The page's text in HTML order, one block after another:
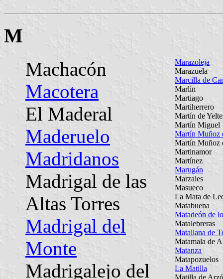
M
Machacón
Macotera
El Maderal
Maderuelo
Madridanos
Madrigal de las
Altas Torres
Madrigal del
Monte
Madrigalejo del
Marazoleja
Marazuela
Marcilla de
Marlín
Martiago
Martiherrero
Martín de
Martín Miguel
Martín Muñoz
Martín Muñoz
Martinamor
Martínez
Marugán
Marzales
Masueco
La Mata de
Matabuena
Matadeón de
Matalebreras
Matallana de
Matamala de
Matanza
Matapozuelos
La Matilla